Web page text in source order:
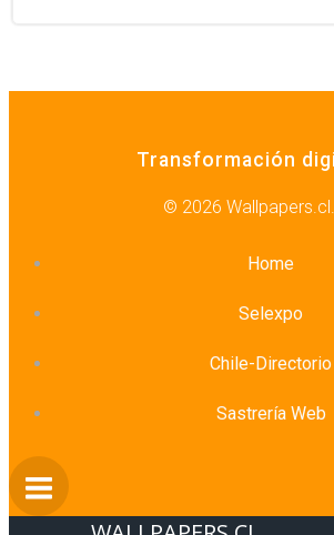
Transformación
© 2026 Wallpapers.cl.
Home
Selexpo
Chile-Directorio
Sastrería Web